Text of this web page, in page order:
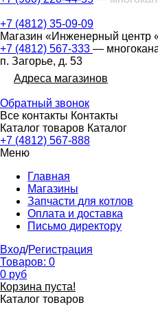
+7 (4812) 35-09-09
Магазин «Инженерный центр
+7 (4812) 567-333 —
п. Загорье, д. 53
Адреса магазинов
Обратный звонок
Все контакты Контакты
Каталог товаров Каталог
+7 (4812) 567-888
Меню
Главная
Магазины
Запчасти для котлов
Оплата и доставка
Письмо директору
Вход/Регистрация
Товаров: 0
0 руб
Корзина пуста!
Каталог товаров